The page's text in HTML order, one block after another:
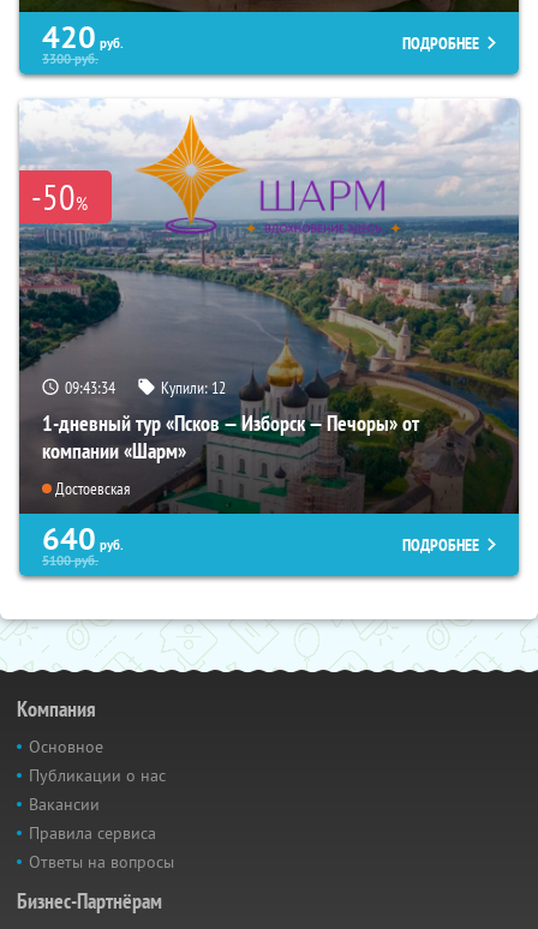
420 руб.
3300руб.
ПОДРОБНЕЕ
-50%
09:43:33 Купили:12
1-дневный тур «Псков — Изборск — Печоры» от
компании «Шарм»
Достоевская
640 руб.
5100руб.
ПОДРОБНЕЕ
Компания
Основное
Публикации о нас
Вакансии
Правила сервиса
Ответы на вопросы
Бизнес-Партнёрам